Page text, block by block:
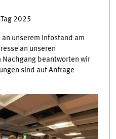
2025
unserem Infostand am
an unseren
Nachgang beantworten wir
sind auf Anfrage